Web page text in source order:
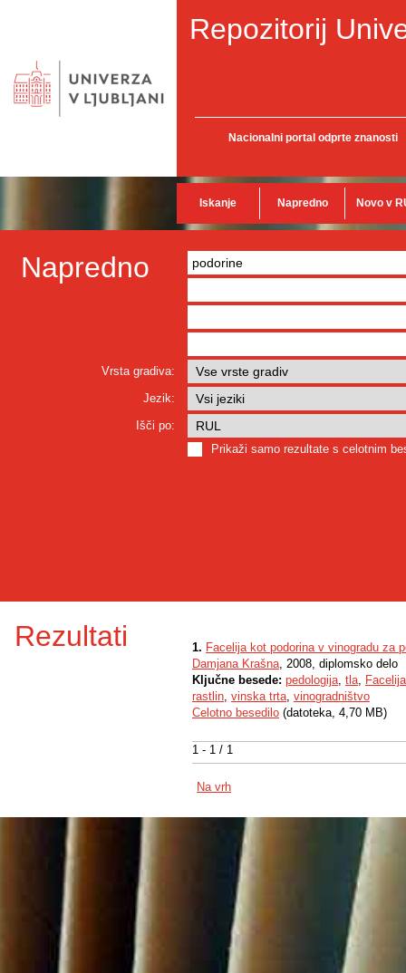
Repozitorij
Nacionalni portal odprte znanosti
Iskanje Napredno Novo v
Napredno
Vrsta gradiva:
Jezik:
Išči po:
Prikaži samo rezultate s celotnim
Rezultati
1 - 1 / 1
1. Facelija kot podorina v vinogradu za
Damjana Krašna, 2008, diplomsko delo
Ključne besede: pedologija, tla, Facelija
rastlin, vinska trta, vinogradništvo
Celotno besedilo (datoteka, 4,70 MB)
Na vrh